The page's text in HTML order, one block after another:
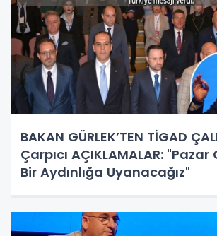
BAKAN GÜRLEK’TEN TİGAD
Çarpıcı AÇIKLAMALAR:
Bir Aydınlığa Uyanacağız"